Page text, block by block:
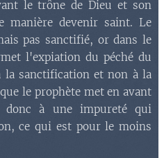
le trône de Dieu et son
manière devenir saint. Le
pas sanctifié, or dans le
l'expiation du péché du
la sanctification et non à la
le prophète met en avant
donc à une impureté qui
ce qui est pour le moins